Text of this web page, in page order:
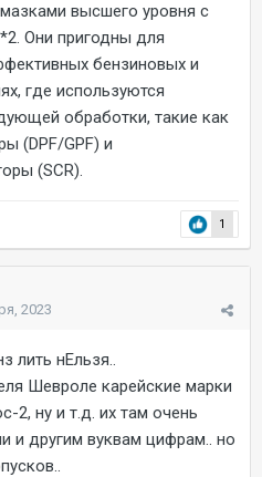
высшего уровня с
Они пригодны для
бензиновых и
где используются
обработки, такие как
(DPF/GPF) и
(SCR).
1
2023
лить нЕльзя..
Шевроле карейские марки
2, ну и т.д. их там очень
и другим вуквам цифрам.. но